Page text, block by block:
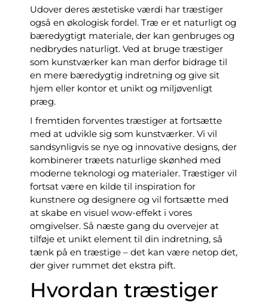
Udover deres æstetiske værdi har træstiger
også en økologisk fordel. Træ er et naturligt og
bæredygtigt materiale, der kan genbruges og
nedbrydes naturligt. Ved at bruge træstiger
som kunstværker kan man derfor bidrage til
en mere bæredygtig indretning og give sit
hjem eller kontor et unikt og miljøvenligt
præg.
I fremtiden forventes træstiger at fortsætte
med at udvikle sig som kunstværker. Vi vil
sandsynligvis se nye og innovative designs, der
kombinerer træets naturlige skønhed med
moderne teknologi og materialer. Træstiger vil
fortsat være en kilde til inspiration for
kunstnere og designere og vil fortsætte med
at skabe en visuel wow-effekt i vores
omgivelser. Så næste gang du overvejer at
tilføje et unikt element til din indretning, så
tænk på en træstige – det kan være netop det,
der giver rummet det ekstra pift.
Hvordan træstiger